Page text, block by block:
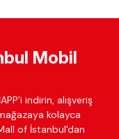
Mobil
indirin, alışveriş
kolayca
of İstanbul'dan